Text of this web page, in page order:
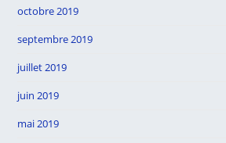
octobre 2019
septembre 2019
juillet 2019
juin 2019
mai 2019